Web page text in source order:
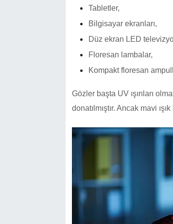
Tabletler,
Bilgisayar ekranları,
Düz ekran LED
Floresan lambalar,
Kompakt floresan
Gözler başta UV ışınları
donatılmıştır. Ancak mavi